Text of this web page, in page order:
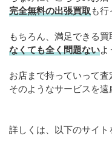
完全無料の出張買取も行
もちろん、満足できる買
なくても全く問題ないよ
お店まで持っていって査
そのようなサービスを遠
詳しくは、以下のサイト